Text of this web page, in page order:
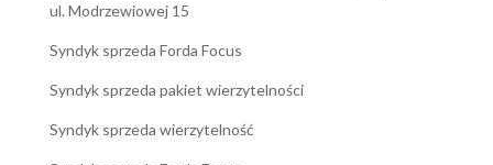
ul. Modrzewiowej 15
Syndyk sprzeda Forda Focus
Syndyk sprzeda pakiet wierzytelności
Syndyk sprzeda wierzytelność